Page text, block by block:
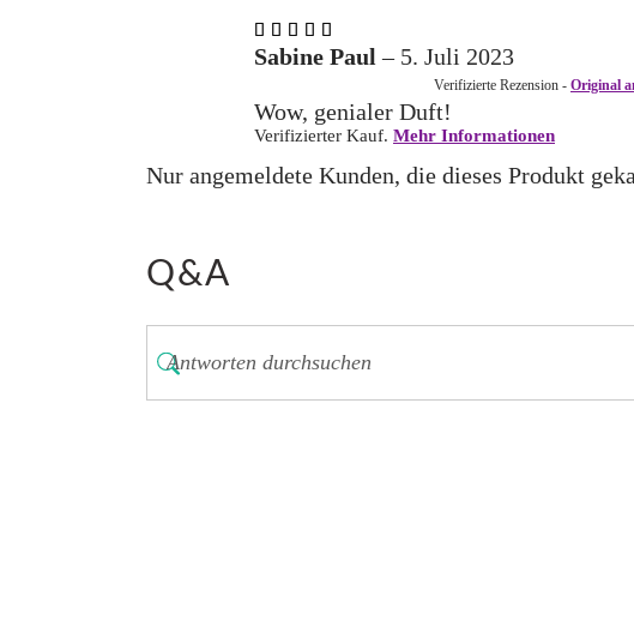
mit
von 5
Sabine Paul– 5. Juli 2023
Verifizierte Rezension - Original
Wow, genialer Duft!
Verifizierter Kauf. Mehr Informationen
Nur angemeldete Kunden, die dieses Produkt
Q&A